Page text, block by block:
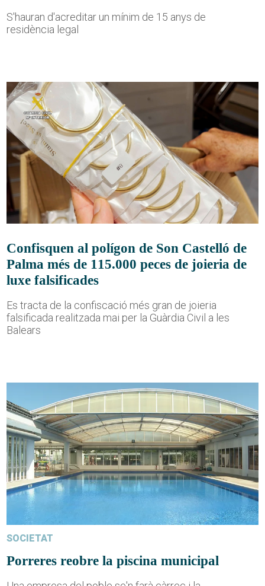
S'hauran d'acreditar un mínim de 15 anys de
residència legal
Confisquen al polígon de Son Castelló de
Palma més de 115.000 peces de joieria de
luxe falsificades
Es tracta de la confiscació més gran de joieria
falsificada realitzada mai per la Guàrdia Civil a les
Balears
SOCIETAT
Porreres reobre la piscina municipal